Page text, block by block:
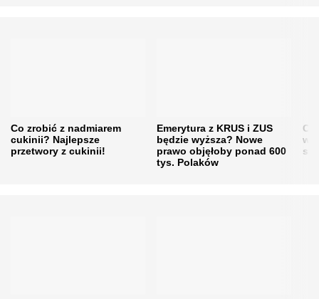
Co zrobić z nadmiarem
cukinii? Najlepsze
przetwory z cukinii!
Emerytura z KRUS i ZUS
będzie wyższa? Nowe
prawo objęłoby ponad 600
tys. Polaków
w